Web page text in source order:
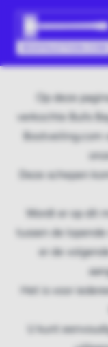
Op deze
verkochte Bulls
Bootveiling.com
Deze schepen
Wordt er op dit
tussen de
er de
Het is voor
U kunt